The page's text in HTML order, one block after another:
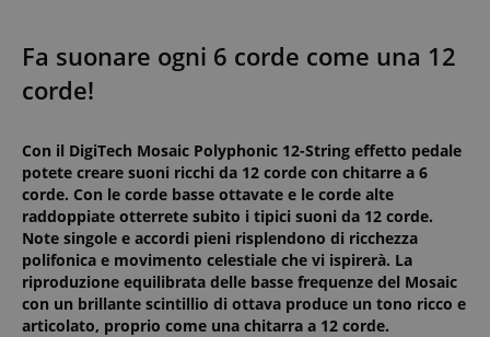
Fa suonare ogni 6 corde come una 12
corde!
Con il DigiTech Mosaic Polyphonic 12-String effetto pedale
potete creare suoni ricchi da 12 corde con chitarre a 6
corde. Con le corde basse ottavate e le corde alte
raddoppiate otterrete subito i tipici suoni da 12 corde.
Note singole e accordi pieni risplendono di ricchezza
polifonica e movimento celestiale che vi ispirerà. La
riproduzione equilibrata delle basse frequenze del Mosaic
con un brillante scintillio di ottava produce un tono ricco e
articolato, proprio come una chitarra a 12 corde.